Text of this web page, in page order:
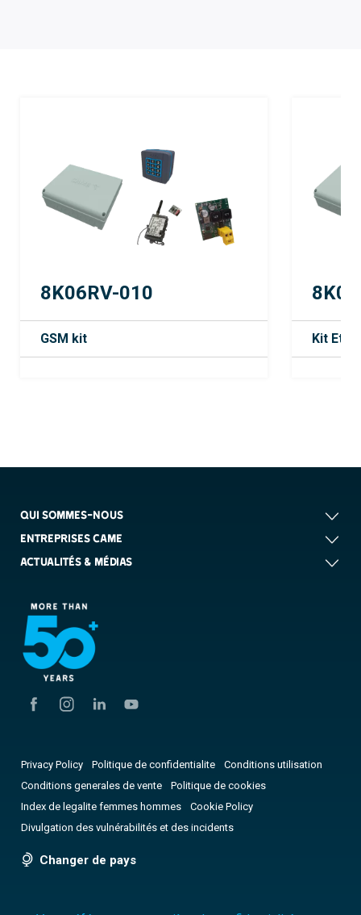
8K06RV-010
GSM kit Kit
QUI SOMMES-NOUS
ENTREPRISES CAME
ACTUALITÉS & MÉDIAS
Privacy Policy Politique de confidentialite
Conditions utilisation
Conditions generales de vente
Politique de cookies
Index de legalite femmes hommes
Cookie Policy
Divulgation des vulnérabilités et des incidents
Changer de pays